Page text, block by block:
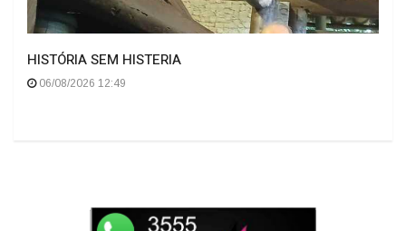
HISTÓRIA SEM HISTERIA
06/08/2026 12:49